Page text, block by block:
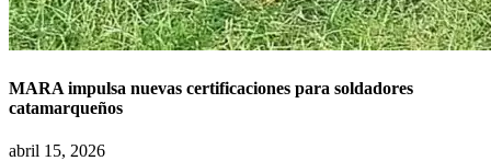
MARA impulsa nuevas certificaciones para soldadores
catamarqueños
abril 15, 2026